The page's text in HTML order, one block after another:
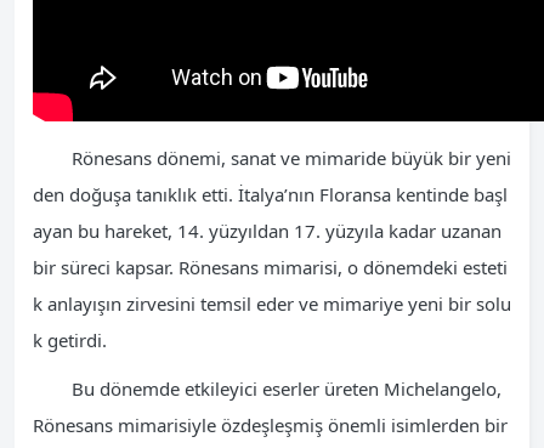
Rönesans dönemi, sanat ve mimaride büyük bir yeni
den doğuşa tanıklık etti. İtalya’nın Floransa kentinde başl
ayan bu hareket, 14. yüzyıldan 17. yüzyıla kadar uzanan
bir süreci kapsar. Rönesans mimarisi, o dönemdeki esteti
k anlayışın zirvesini temsil eder ve mimariye yeni bir solu
k getirdi.
Bu dönemde etkileyici eserler üreten Michelangelo,
Rönesans mimarisiyle özdeşleşmiş önemli isimlerden bir